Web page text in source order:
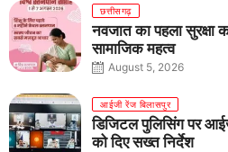
छत्तीसगढ़
नवजात का पहला
सामाजिक महत्व
August 5, 2026
आईजी रेंज बिलासपुर
डिजिटल पुलिसिंग पर
को दिए सख्त निर्देश